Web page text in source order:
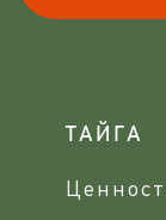
ТАЙГА